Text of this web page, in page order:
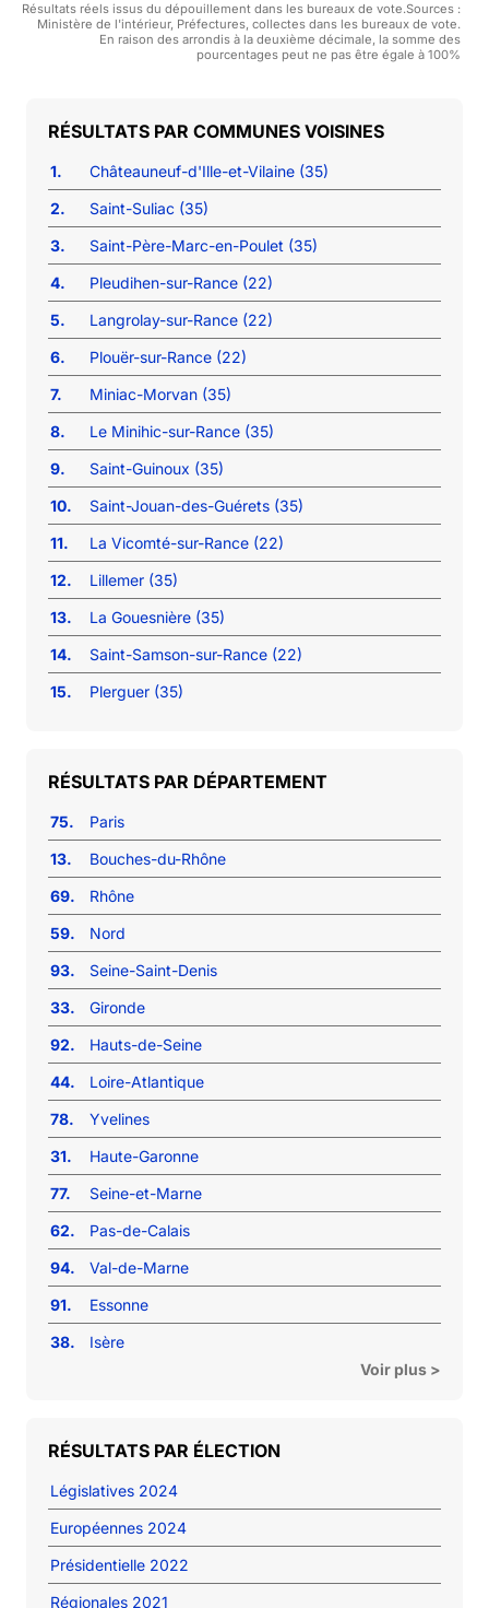
Résultats réels issus du dépouillement dans les bureaux de vote.Sources :
Ministère de l'intérieur, Préfectures, collectes dans les bureaux de vote.
En raison des arrondis à la deuxième décimale, la somme des
pourcentages peut ne pas être égale à 100%
COMMUNES VOISINES
1.
Châteauneuf-d'Ille-et-Vilaine (35)
2.
Saint-Suliac (35)
3.
Saint-Père-Marc-en-Poulet (35)
4.
Pleudihen-sur-Rance (22)
5.
Langrolay-sur-Rance (22)
6.
Plouër-sur-Rance (22)
7.
Miniac-Morvan (35)
8.
Le Minihic-sur-Rance (35)
9.
Saint-Guinoux (35)
10.
Saint-Jouan-des-Guérets (35)
11.
La Vicomté-sur-Rance (22)
12.
Lillemer (35)
13.
La Gouesnière (35)
14.
Saint-Samson-sur-Rance (22)
15.
Plerguer (35)
RÉSULTATS PAR DÉPARTEMENT
75.
Paris
13.
Bouches-du-Rhône
69.
Rhône
59.
Nord
93.
Seine-Saint-Denis
33.
Gironde
92.
Hauts-de-Seine
44.
Loire-Atlantique
78.
Yvelines
31.
Haute-Garonne
77.
Seine-et-Marne
62.
Pas-de-Calais
94.
Val-de-Marne
91.
Essonne
38.
Isère
Voir plus >
RÉSULTATS PAR ÉLECTION
Législatives 2024
Européennes 2024
Présidentielle 2022
Régionales 2021